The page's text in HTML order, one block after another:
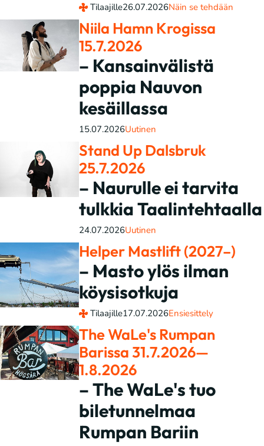
Tilaajille26.07.2026Näin se tehdään
Niila Hamn Krogissa
15.7.2026
– Kansainvälistä
poppia Nauvon
kesäillassa
15.07.2026Uutinen
Stand Up Dalsbruk
25.7.2026
– Naurulle ei tarvita
tulkkia Taalintehtaalla
24.07.2026Uutinen
Helper Mastlift (2027–)
– Masto ylös ilman
köysisotkuja
Tilaajille17.07.2026Ensiesittely
The WaLe's Rumpan
Barissa 31.7.2026—
1.8.2026
– The WaLe's tuo
biletunnelmaa
Rumpan Bariin